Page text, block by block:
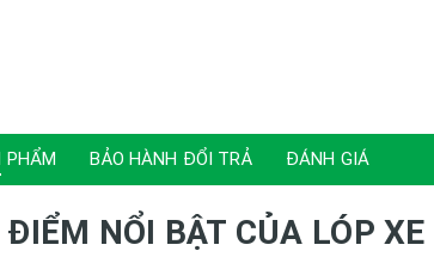
PHẨM BẢO HÀNH ĐỔI TRẢ ĐÁNH GIÁ
NỔI BẬT CỦA LÓP